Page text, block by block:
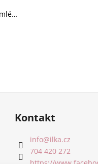
Dámská čtvrtkolová sukně Jarní louka | mléčné hedvábí
Kontakt
info@ilka.cz
704 420 272